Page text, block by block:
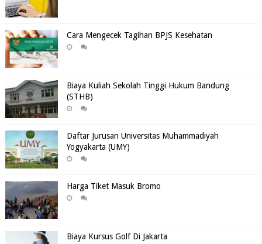
Cara Mengecek Tagihan BPJS Kesehatan
Biaya Kuliah Sekolah Tinggi Hukum Bandung
(STHB)
Daftar Jurusan Universitas Muhammadiyah
Yogyakarta (UMY)
Harga Tiket Masuk Bromo
Biaya Kursus Golf Di Jakarta